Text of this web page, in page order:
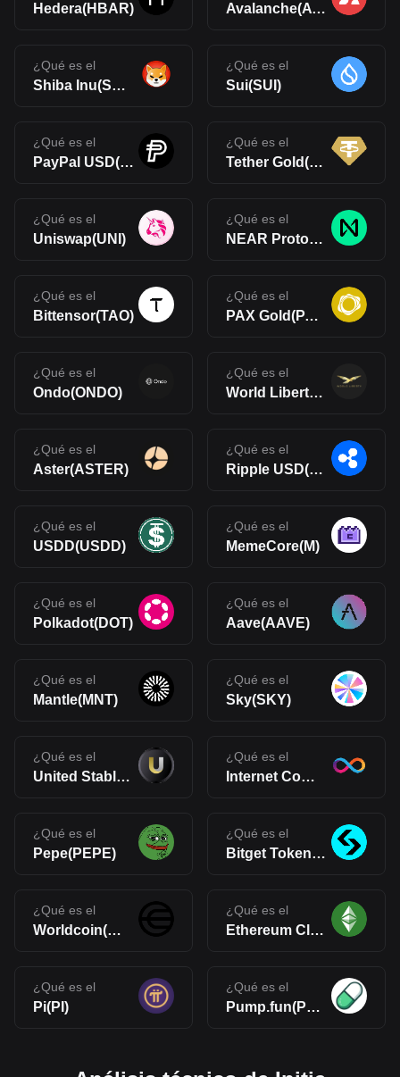
Hedera(HBAR) Avalanche(AVAX)
¿Qué es el
Shiba Inu(SHIB)
¿Qué es el
Sui(SUI)
¿Qué es el
PayPal USD(PYUSD)
¿Qué es el
Tether Gold(XAUt)
¿Qué es el
Uniswap(UNI)
¿Qué es el
NEAR Protocol(NEAR)
¿Qué es el
Bittensor(TAO)
¿Qué es el
PAX Gold(PAXG)
¿Qué es el
Ondo(ONDO)
¿Qué es el
World Liberty Financial(WLFI)
¿Qué es el
Aster(ASTER)
¿Qué es el
Ripple USD(RLUSD)
¿Qué es el
USDD(USDD)
¿Qué es el
MemeCore(M)
¿Qué es el
Polkadot(DOT)
¿Qué es el
Aave(AAVE)
¿Qué es el
Mantle(MNT)
¿Qué es el
Sky(SKY)
¿Qué es el
United Stables(U)
¿Qué es el
Internet Computer(ICP)
¿Qué es el
Pepe(PEPE)
¿Qué es el
Bitget Token(BGB)
¿Qué es el
Worldcoin(WLD)
¿Qué es el
Ethereum Classic(ETC)
¿Qué es el
Pi(PI)
¿Qué es el
Pump.fun(PUMP)